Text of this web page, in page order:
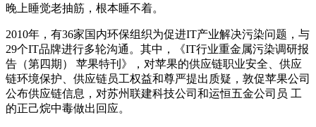
晚上睡觉老抽筋，根本睡不着。
2010年，有36家国内环保组织为促进IT产业解决污染问题，与
29个IT品牌进行多轮沟通。其中，《IT行业重金属污染调研报
告（第四期） 苹果特刊》，对苹果的供应链职业安全、供应
链环境保护、供应链员工权益和尊严提出质疑，敦促苹果公司
公布供应链信息，对苏州联建科技公司和运恒五金公司员 工
的正己烷中毒做出回应。